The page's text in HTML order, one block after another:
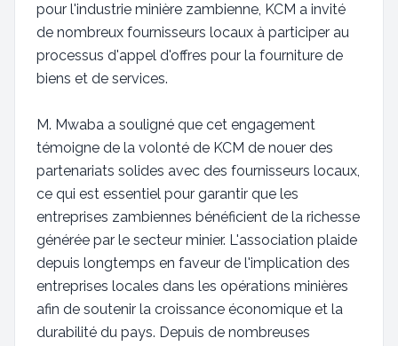
pour l'industrie minière zambienne, KCM a invité
de nombreux fournisseurs locaux à participer au
processus d'appel d'offres pour la fourniture de
biens et de services.
M. Mwaba a souligné que cet engagement
témoigne de la volonté de KCM de nouer des
partenariats solides avec des fournisseurs locaux,
ce qui est essentiel pour garantir que les
entreprises zambiennes bénéficient de la richesse
générée par le secteur minier. L'association plaide
depuis longtemps en faveur de l'implication des
entreprises locales dans les opérations minières
afin de soutenir la croissance économique et la
durabilité du pays. Depuis de nombreuses